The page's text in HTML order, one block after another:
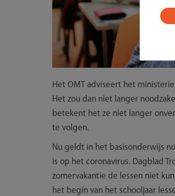
Het OMT adviseert het
Het zou dan niet langer
betekent het ze niet langer
te volgen.
Nu geldt in het basisonderwijs
is op het coronavirus. Dagblad
zomervakantie de lessen niet
het begin van het schooljaar